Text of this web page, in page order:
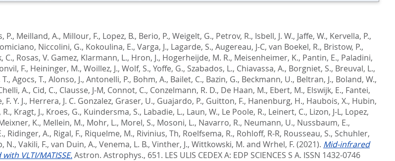
P., Meilland, A., Millour, F., Lopez, B., Berio, P., Weigelt, G., Petrov, R., Isbell, J. W., Jaffe, W., Kervella, P.,
, Niccolini, G., Kokoulina, E., Varga, J., Lagarde, S., Augereau, J-C, van Boekel, R., Bristow, P.,
C., Rosas, V. Gamez, Klarmann, L., Hron, J., Hogerheijde, M. R., Meisenheimer, K., Pantin, E., Paladini,
F., Heininger, M., Woillez, J., Wolf, S., Yoffe, G., Szabados, L., Chiavassa, A., Borgniet, S., Breuval, L.,
, Agocs, T., Alonso, J., Antonelli, P., Bohm, A., Bailet, C., Bazin, G., Beckmann, U., Beltran, J., Boland, W.,
A., Cid, C., Clausse, J-M, Connot, C., Conzelmann, R. D., De Haan, M., Ebert, M., Elswijk, E., Fantei,
F. Y. J., Herrera, J. C. Gonzalez, Graser, U., Guajardo, P., Guitton, F., Hanenburg, H., Haubois, X., Hubin,
R., Kragt, J., Kroes, G., Kuindersma, S., Labadie, L., Laun, W., Le Poole, R., Leinert, C., Lizon, J-L, Lopez,
K., Mellein, M., Mohr, L., Morel, S., Mosoni, L., Navarro, R., Neumann, U., Nussbaum, E.,
, Ridinger, A., Rigal, F., Riquelme, M., Rivinius, Th, Roelfsema, R., Rohloff, R-R, Rousseau, S., Schuhler,
N., Vakili, F., van Duin, A., Venema, L. B., Vinther, J., Wittkowski, M. and Wrhel, F. (2021). Mid-infrared
VLTI/MATISSE.Astron. Astrophys., 651. LES ULIS CEDEX A: EDP SCIENCES S A. ISSN 1432-0746